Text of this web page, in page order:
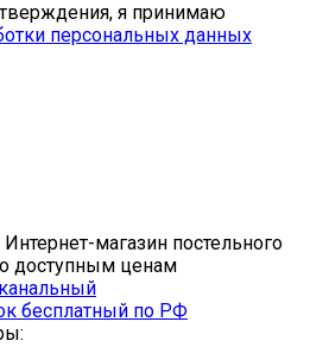
я принимаю
персональных данных
магазин постельного
доступным ценам
бесплатный по РФ